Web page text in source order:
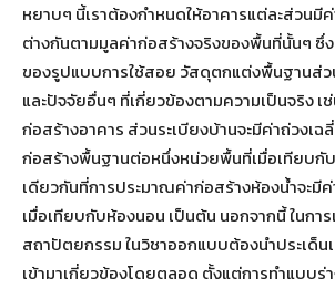
หยาบๆ นี้เราต้องกำหนดให้อาคารแต่ละส่วนมี
ต่างกันตามมูลค่าก่อสร้างจริงของพื้นที่นั้นๆ
ของรูปแบบการใช้สอย วัสดุตกแต่งพื้นฐานส่
และปัจจัยอื่นๆ ที่เกี่ยวข้องตามความเป็นจริง เ
ก่อสร้างอาคาร ส่วนระเบียงบ้านจะมีค่าถ่วงเฉ
ก่อสร้างพื้นฐานต่อหนึ่งหน่วยพื้นที่เมื่อเทียบกับ
เดียวกันที่การประมาณค่าก่อสร้างห้องน้ำจะมีค่
เมื่อเทียบกับห้องนอน เป็นต้น นอกจากนี้ ในกา
สถาปัตยกรรม ในวิชาออกแบบต้องนำประเด็น
เข้ามาเกี่ยวข้องโดยตลอด ตั้งแต่การทำแบบร่